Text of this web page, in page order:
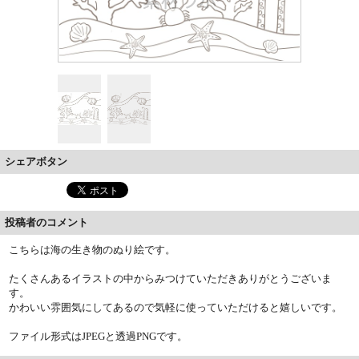
シェアボタン
投稿者のコメント
こちらは海の生き物のぬり絵です。
たくさんあるイラストの中からみつけていただきありがとうございま
す。
かわいい雰囲気にしてあるので気軽に使っていただけると嬉しいです。
ファイル形式はJPEGと透過PNGです。